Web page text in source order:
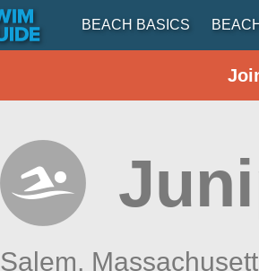
BEACH BASICS
Salem,